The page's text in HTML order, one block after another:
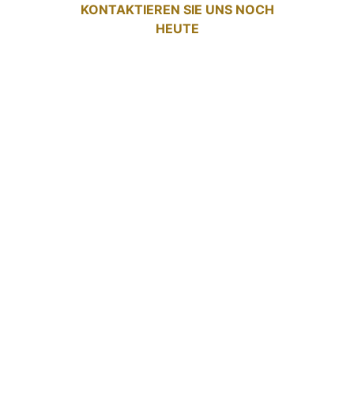
KONTAKTIEREN SIE UNS NOCH
HEUTE